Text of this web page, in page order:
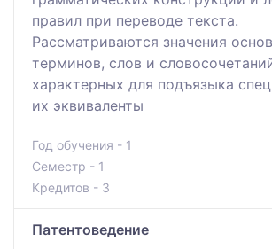
правил при переводе текста.
Рассматриваются значения
терминов, слов и
характерных для подъязыка
их эквиваленты
Год обучения - 1
Семестр - 1
Кредитов - 3
Патентоведение